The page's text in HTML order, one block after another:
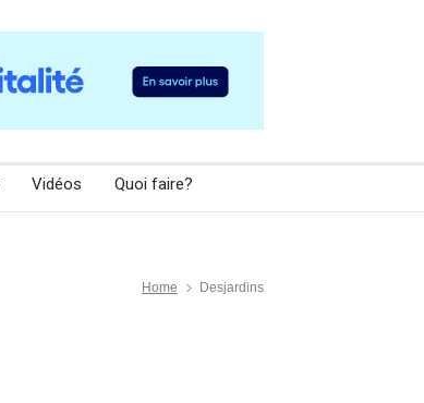
Vidéos Quoi faire?
Home Desjardins